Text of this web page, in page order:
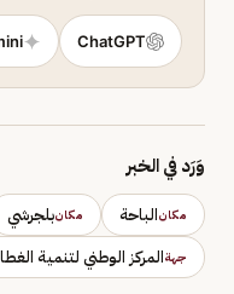
ChatGPT
وَرَد في الخبر
مكانالباحة مكانبلجرشي
جهةالمركز الوطني لتنمية